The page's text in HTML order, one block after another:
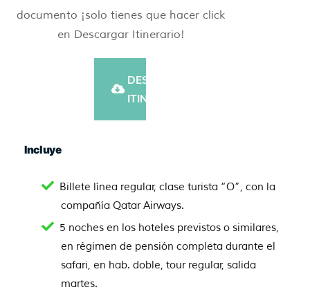
documento ¡solo tienes que hacer click
en Descargar Itinerario!
DESCARGAR
ITINERARIO
Incluye
Billete línea regular, clase turista “O”, con la
compañía Qatar Airways.
5 noches en los hoteles previstos o similares,
en régimen de pensión completa durante el
safari, en hab. doble, tour regular, salida
martes.